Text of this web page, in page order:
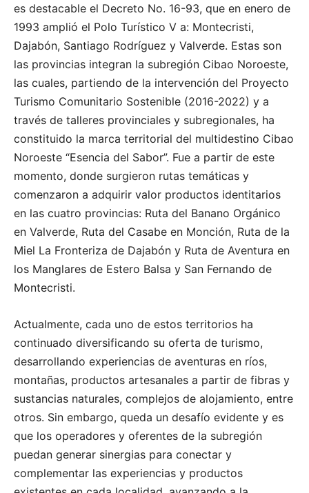
es destacable el Decreto No. 16-93, que en enero de
1993 amplió el Polo Turístico V a: Montecristi,
Dajabón, Santiago Rodríguez y Valverde. Estas son
las provincias integran la subregión Cibao Noroeste,
las cuales, partiendo de la intervención del Proyecto
Turismo Comunitario Sostenible (2016-2022) y a
través de talleres provinciales y subregionales, ha
constituido la marca territorial del multidestino Cibao
Noroeste “Esencia del Sabor”. Fue a partir de este
momento, donde surgieron rutas temáticas y
comenzaron a adquirir valor productos identitarios
en las cuatro provincias: Ruta del Banano Orgánico
en Valverde, Ruta del Casabe en Monción, Ruta de la
Miel La Fronteriza de Dajabón y Ruta de Aventura en
los Manglares de Estero Balsa y San Fernando de
Montecristi.
Actualmente, cada uno de estos territorios ha
continuado diversificando su oferta de turismo,
desarrollando experiencias de aventuras en ríos,
montañas, productos artesanales a partir de fibras y
sustancias naturales, complejos de alojamiento, entre
otros. Sin embargo, queda un desafío evidente y es
que los operadores y oferentes de la subregión
puedan generar sinergias para conectar y
complementar las experiencias y productos